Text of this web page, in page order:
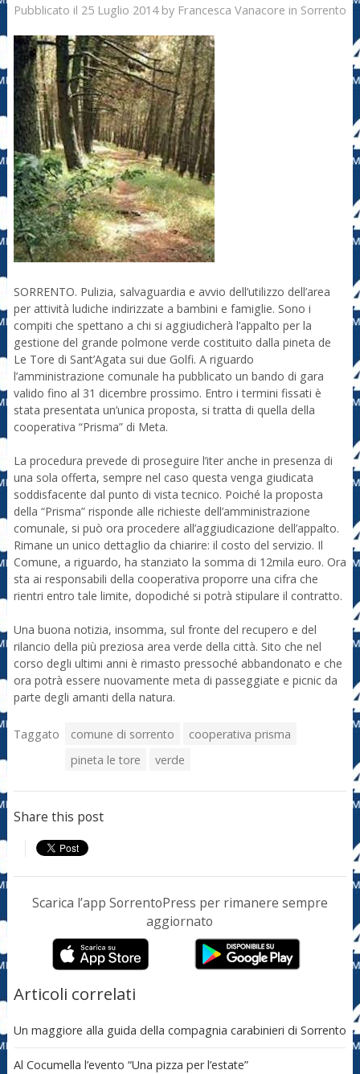
Pubblicato il 25 Luglio 2014by Francesca Vanacore in Sorrento
SORRENTO. Pulizia, salvaguardia e avvio dell’utilizzo dell’area
per attività ludiche indirizzate a bambini e famiglie. Sono i
compiti che spettano a chi si aggiudicherà l’appalto per la
gestione del grande polmone verde costituito dalla pineta de
Le Tore di Sant’Agata sui due Golfi. A riguardo
l’amministrazione comunale ha pubblicato un bando di gara
valido fino al 31 dicembre prossimo. Entro i termini fissati è
stata presentata un’unica proposta, si tratta di quella della
cooperativa “Prisma” di Meta.
La procedura prevede di proseguire l’iter anche in presenza di
una sola offerta, sempre nel caso questa venga giudicata
soddisfacente dal punto di vista tecnico. Poiché la proposta
della “Prisma” risponde alle richieste dell’amministrazione
comunale, si può ora procedere all’aggiudicazione dell’appalto.
Rimane un unico dettaglio da chiarire: il costo del servizio. Il
Comune, a riguardo, ha stanziato la somma di 12mila euro. Ora
sta ai responsabili della cooperativa proporre una cifra che
rientri entro tale limite, dopodiché si potrà stipulare il contratto.
Una buona notizia, insomma, sul fronte del recupero e del
rilancio della più preziosa area verde della città. Sito che nel
corso degli ultimi anni è rimasto pressoché abbandonato e che
ora potrà essere nuovamente meta di passeggiate e picnic da
parte degli amanti della natura.
Taggato comune di sorrento
cooperativa prisma
pineta le tore
verde
Share this post
Scarica l’app SorrentoPress per rimanere sempre
aggiornato
Articoli correlati
Un maggiore alla guida della compagnia carabinieri di Sorrento
Al Cocumella l’evento “Una pizza per l’estate”